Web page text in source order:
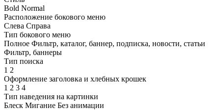
Bold Normal
Расположение бокового меню
Слева Справа
Тип бокового меню
Полное Фильтр, каталог, баннер, подписка, новости, статьи
Фильтр, баннеры
Тип поиска
1 2
Оформление заголовка и хлебных крошек
1 2 3 4
Тип наведения на картинки
Блеск Мигание Без анимации